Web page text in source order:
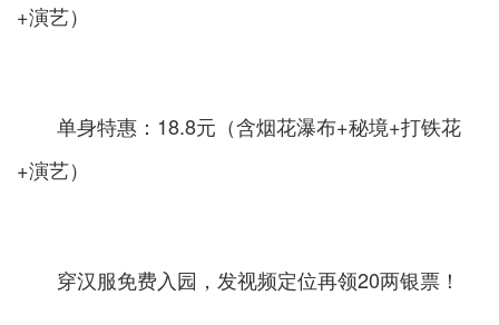
+演艺）
单身特惠：18.8元（含烟花瀑布+秘境+打铁花
+演艺）
穿汉服免费入园，发视频定位再领20两银票！